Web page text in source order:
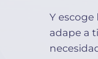
Y escoge
adape a